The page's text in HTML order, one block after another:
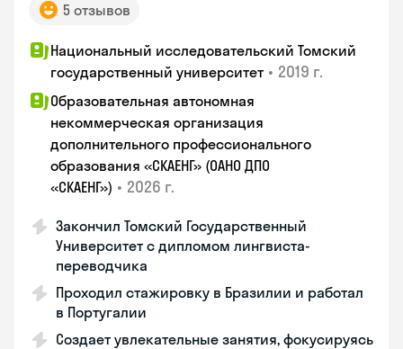
5 отзывов
Национальный исследовательский Томский
государственный университет • 2019 г.
Образовательная автономная
некоммерческая организация
дополнительного профессионального
образования «СКАЕНГ» (ОАНО ДПО
«СКАЕНГ») • 2026 г.
Закончил Томский Государственный
Университет с дипломом лингвиста-
переводчика
Проходил стажировку в Бразилии и работал
в Португалии
Создает увлекательные занятия, фокусируясь